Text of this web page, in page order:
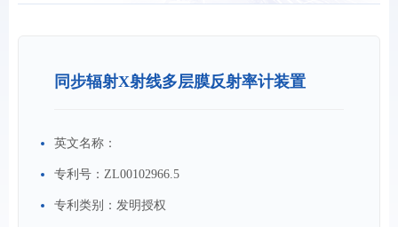
同步辐射X射线多层膜反射率计装置
英文名称：
专利号： ZL00102966.5
专利类别： 发明授权